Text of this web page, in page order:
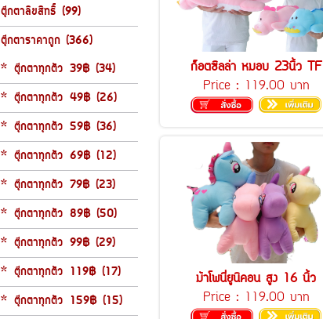
ตุ๊กตาลิขสิทธิ์ (99)
ตุ๊กตาราคาถูก (366)
* ตุ๊กตาทุกตัว 39฿ (34)
* ตุ๊กตาทุกตัว 49฿ (26)
* ตุ๊กตาทุกตัว 59฿ (36)
* ตุ๊กตาทุกตัว 69฿ (12)
* ตุ๊กตาทุกตัว 79฿ (23)
* ตุ๊กตาทุกตัว 89฿ (50)
* ตุ๊กตาทุกตัว 99฿ (29)
* ตุ๊กตาทุกตัว 119฿ (17)
* ตุ๊กตาทุกตัว 159฿ (15)
ก็อตซิลล่า หมอบ 23นิ้ว TF
Price : 119.00 บาท
ม้าโพนี่ยูนิคอน สูง 16 นิ้ว
Price : 119.00 บาท